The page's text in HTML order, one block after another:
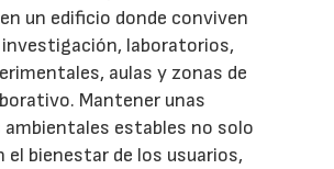
un edificio donde conviven
investigación, laboratorios,
aulas y zonas de
Mantener unas
ambientales estables no solo
el bienestar de los usuarios,